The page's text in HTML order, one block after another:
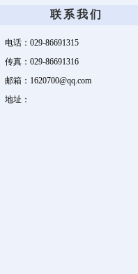
联系我们
电话：029-86691315
传真：029-86691316
邮箱：1620700@qq.com
地址：